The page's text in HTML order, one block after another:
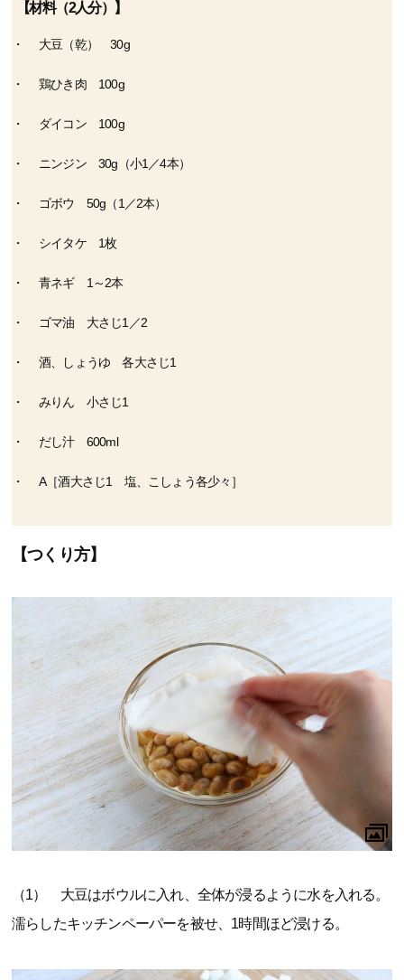
【材料（2人分）】
大豆（乾） 30g
鶏ひき肉 100g
ダイコン 100g
ニンジン 30g（小1／4本）
ゴボウ 50g（1／2本）
シイタケ 1枚
青ネギ 1～2本
ゴマ油 大さじ1／2
酒、しょうゆ 各大さじ1
みりん 小さじ1
だし汁 600ml
A［酒大さじ1 塩、こしょう各少々］
【つくり方】
（1） 大豆はボウルに入れ、全体が浸るように水を入れる。
濡らしたキッチンペーパーを被せ、1時間ほど浸ける。